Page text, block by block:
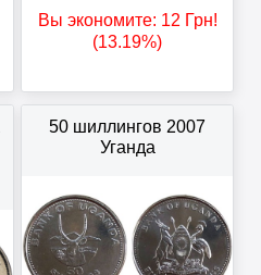
Вы экономите: 12 Грн!
(13.19%)
50 шиллингов 2007
Уганда